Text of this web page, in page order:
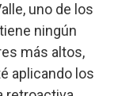
uno de los
ningún
más altos,
aplicando los